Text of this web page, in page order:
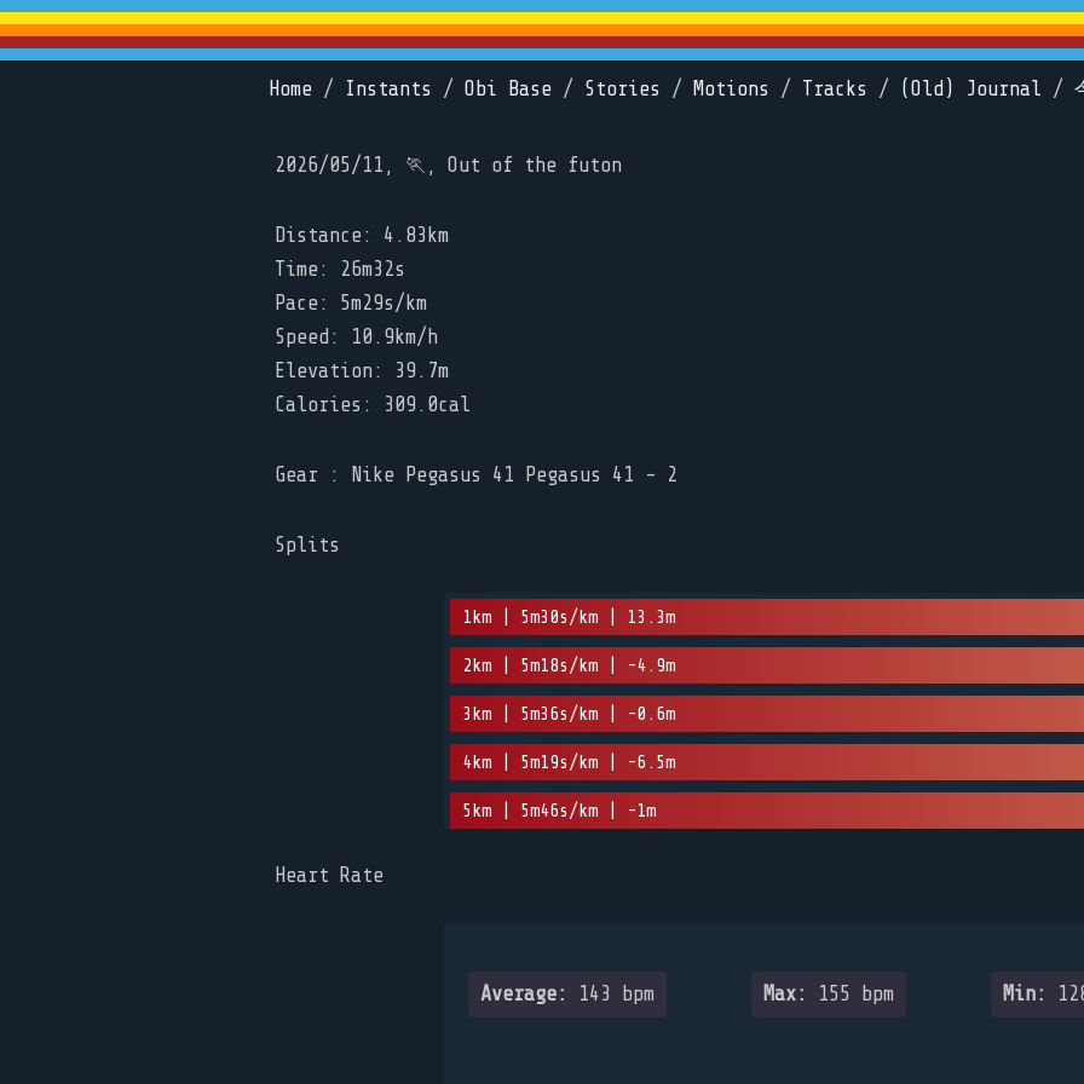
Home / Instants / Obi Base / Stories / Motions / Tracks / (Old) Journal /
2026/05/11, 🏃, Out of the futon
Distance: 4.83km
Time: 26m32s
Pace: 5m29s/km
Speed: 10.9km/h
Elevation: 39.7m
Calories: 309.0cal
Gear : Nike Pegasus 41 Pegasus 41 - 2
Splits
1km | 5m30s/km | 13.3m
2km | 5m18s/km | -4.9m
3km | 5m36s/km | -0.6m
4km | 5m19s/km | -6.5m
5km | 5m46s/km | -1m
Heart Rate
Average: 143 bpm Max: 155 bpm Min: